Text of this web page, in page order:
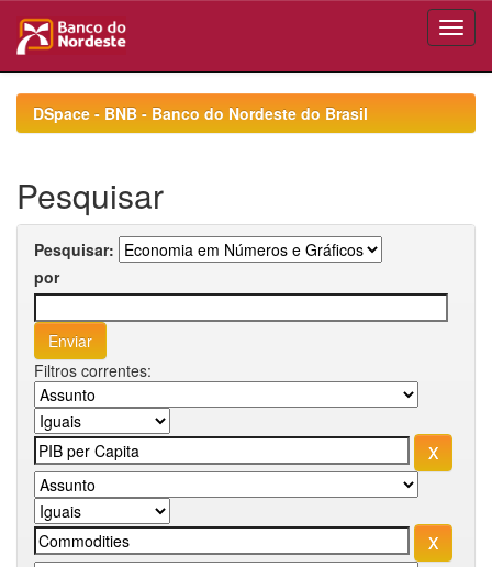
navigationDSpace - BNB - Banco do Nordeste do Brasil
Pesquisar
Pesquisar:
por
Filtros correntes: